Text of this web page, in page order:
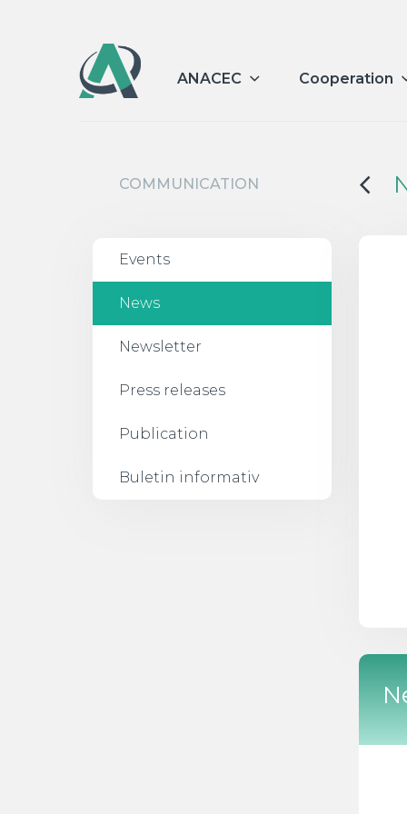
ANACEC Cooperation
COMMUNICATION
Events
News
Newsletter
Press releases
Publication
Buletin informativ